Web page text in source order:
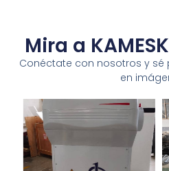
Mira a
Conéctate con nosotros y sé
en